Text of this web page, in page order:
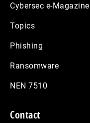
Cybersec e-Magazine
Topics
Phishing
Ransomware
NEN 7510
Contact